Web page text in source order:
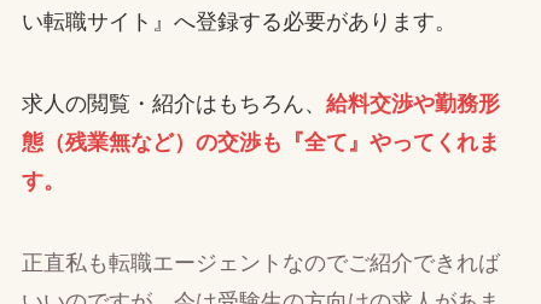
い転職サイト』へ登録する必要があります。
求人の閲覧・紹介はもちろん、 給料交渉や勤務形
態（残業無など）の交渉も『全て』やってくれま
す。
正直私も転職エージェントなのでご紹介できれば